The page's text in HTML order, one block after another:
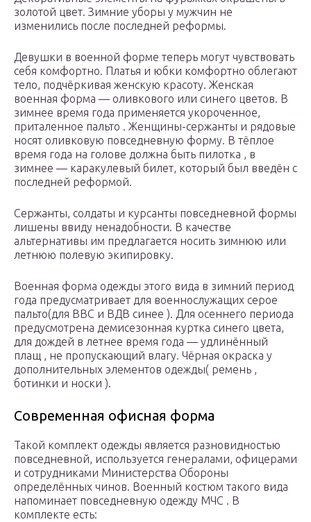
золотой цвет. Зимние уборы у мужчин не
изменились после последней реформы.
Девушки в военной форме теперь могут чувствовать
себя комфортно. Платья и юбки комфортно облегают
тело, подчёркивая женскую красоту. Женская
военная форма — оливкового или синего цветов. В
зимнее время года применяется укороченное,
приталенное пальто . Женщины-сержанты и рядовые
носят оливковую повседневную форму. В тёплое
время года на голове должна быть пилотка , в
зимнее — каракулевый билет, который был введён с
последней реформой.
Сержанты, солдаты и курсанты повседневной формы
лишены ввиду ненадобности. В качестве
альтернативы им предлагается носить зимнюю или
летнюю полевую экипировку.
Военная форма одежды этого вида в зимний период
года предусматривает для военнослужащих серое
пальто(для ВВС и ВДВ синее ). Для осеннего периода
предусмотрена демисезонная куртка синего цвета,
для дождей в летнее время года — удлинённый
плащ , не пропускающий влагу. Чёрная окраска у
дополнительных элементов одежды( ремень ,
ботинки и носки ).
Современная офисная форма
Такой комплект одежды является разновидностью
повседневной, используется генералами, офицерами
и сотрудниками Министерства Обороны
определённых чинов. Военный костюм такого вида
напоминает повседневную одежду МЧС . В
комплекте есть: